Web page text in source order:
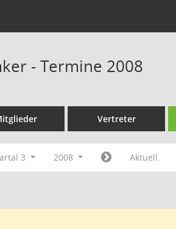
- Termine 2008
Vertreter
3 2008 Aktuell